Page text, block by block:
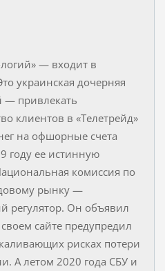
— входит в
украинская дочерняя
— привлекать
клиентов в «Телетрейд»
на офшорные счета
году ее истинную
комиссия по
рынку —
регулятор. Он объявил
сайте предупредил
рисках потери
А летом 2020 года СБУ и